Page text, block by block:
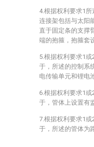
4.根据权利要求1
连接架包括与太阳
直于固定条的支撑
端的抱箍，抱箍套
5.根据权利要求1
于，所述的控制系
电传输单元和锂电
6.根据权利要求1
于，管体上设置有
7.根据权利要求1
于，所述的管体为